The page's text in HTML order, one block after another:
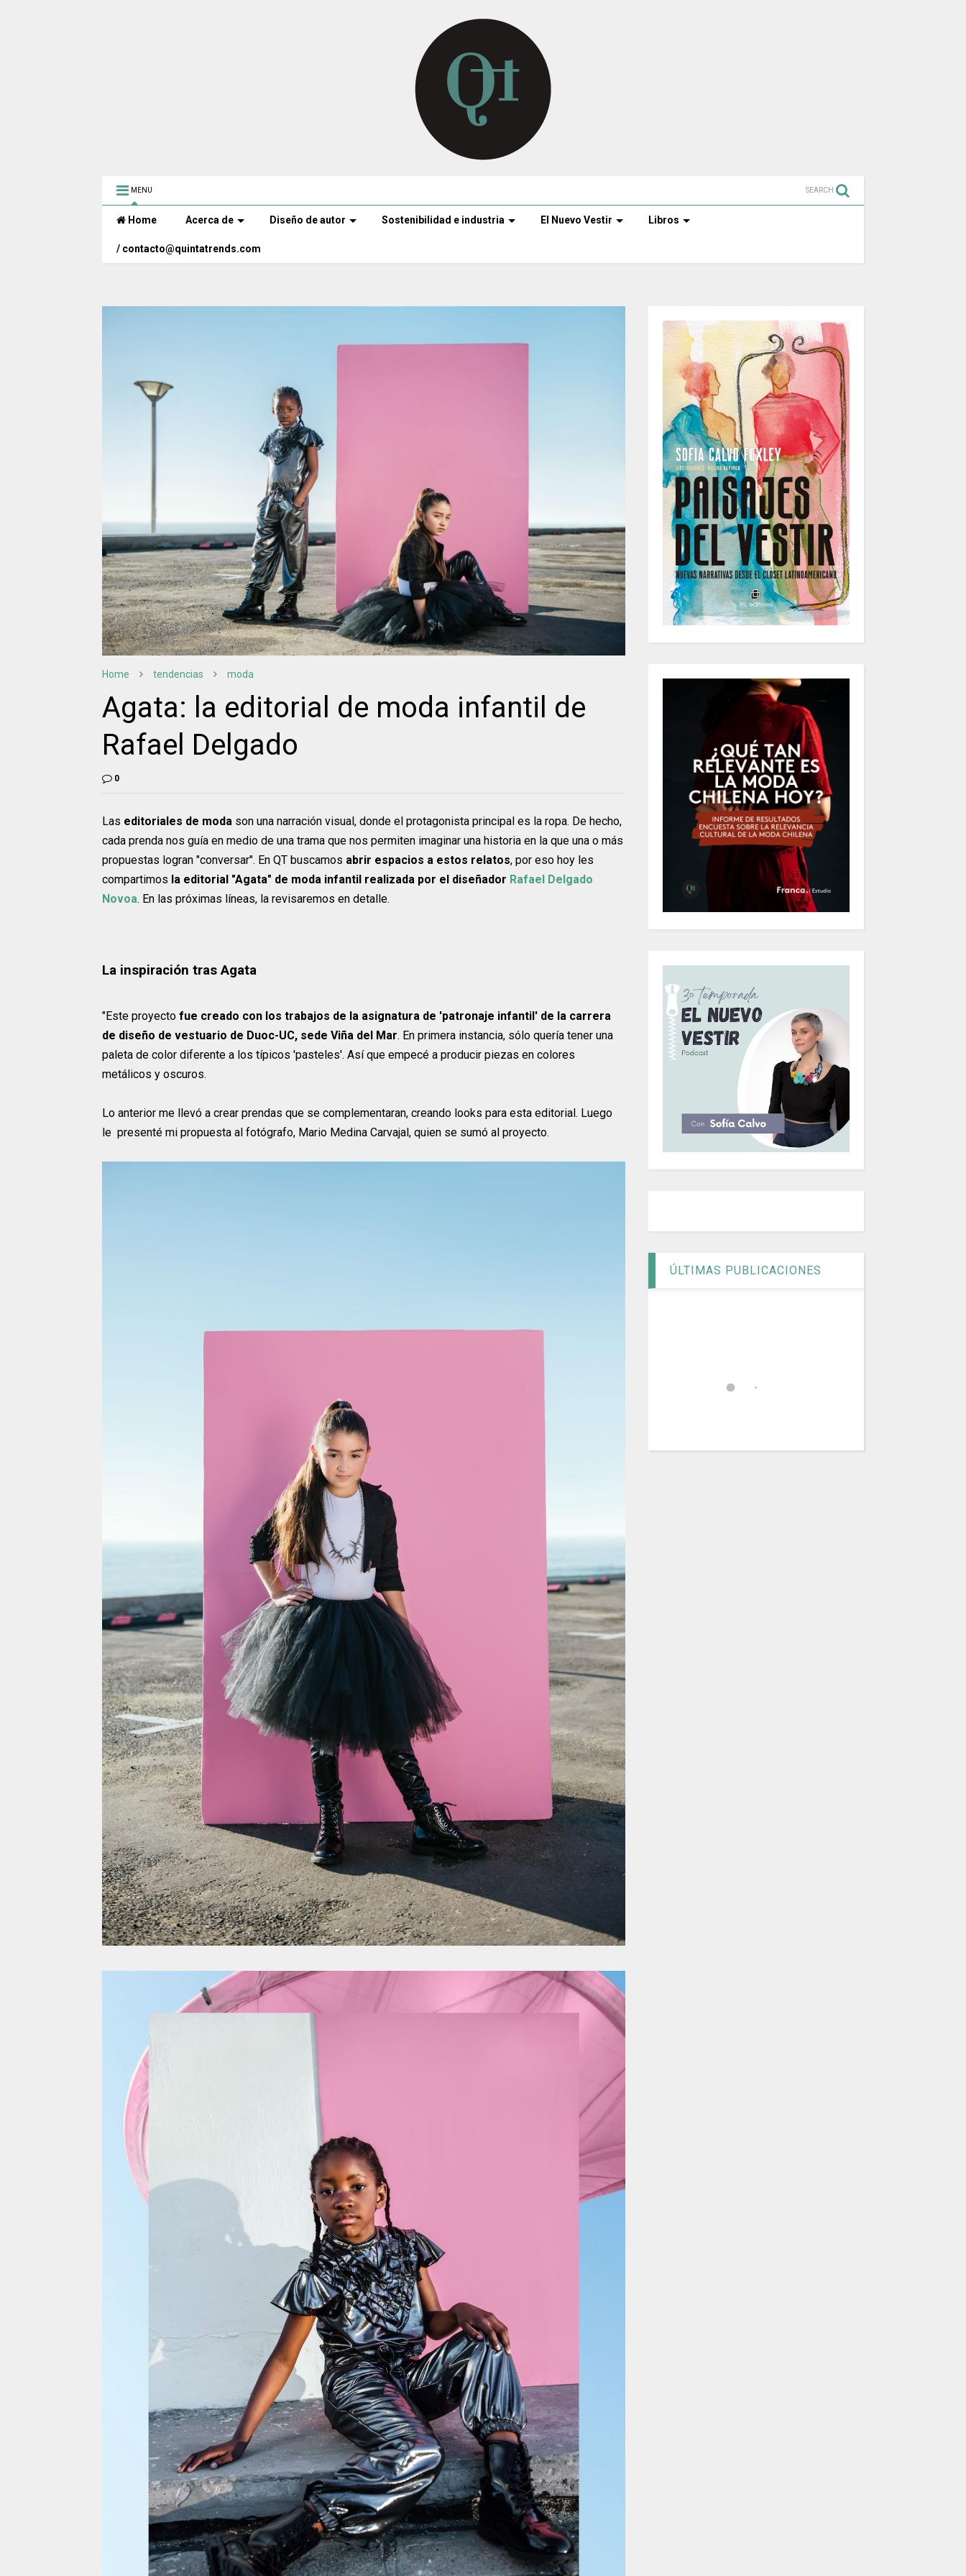
MENU SEARCH
Home Acerca de Diseño de autor Sostenibilidad e industria El Nuevo Vestir Libros
/ contacto@quintatrends.com
Home tendencias moda
Agata: la editorial de moda infantil de
Rafael Delgado
0
Las editoriales de moda son una narración visual, donde el protagonista principal es la ropa. De hecho,
cada prenda nos guía en medio de una trama que nos permiten imaginar una historia en la que una o más
propuestas logran "conversar". En QT buscamos abrir espacios a estos relatos, por eso hoy les
compartimos la editorial "Agata" de moda infantil realizada por el diseñador Rafael Delgado
Novoa. En las próximas líneas, la revisaremos en detalle.
La inspiración tras Agata
"Este proyecto fue creado con los trabajos de la asignatura de 'patronaje infantil' de la carrera
de diseño de vestuario de Duoc-UC, sede Viña del Mar. En primera instancia, sólo quería tener una
paleta de color diferente a los típicos 'pasteles'. Así que empecé a producir piezas en colores
metálicos y oscuros.
Lo anterior me llevó a crear prendas que se complementaran, creando looks para esta editorial. Luego
le presenté mi propuesta al fotógrafo, Mario Medina Carvajal, quien se sumó al proyecto.
ÚLTIMAS PUBLICACIONES